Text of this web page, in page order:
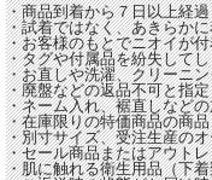
・商品到着から７日以上経
・試着ではなく、あきらか
・お客様のもとでニオイが
・タグや付属品を紛失して
・お直しや洗濯、クリーニ
・廃盤などの返品不可と指
・ネーム入れ、裾直しなど
・在庫限りの特価商品の商品
・別寸サイズ、受注生産の
・セール商品またはアウト
・肌に触れる衛生用品（下